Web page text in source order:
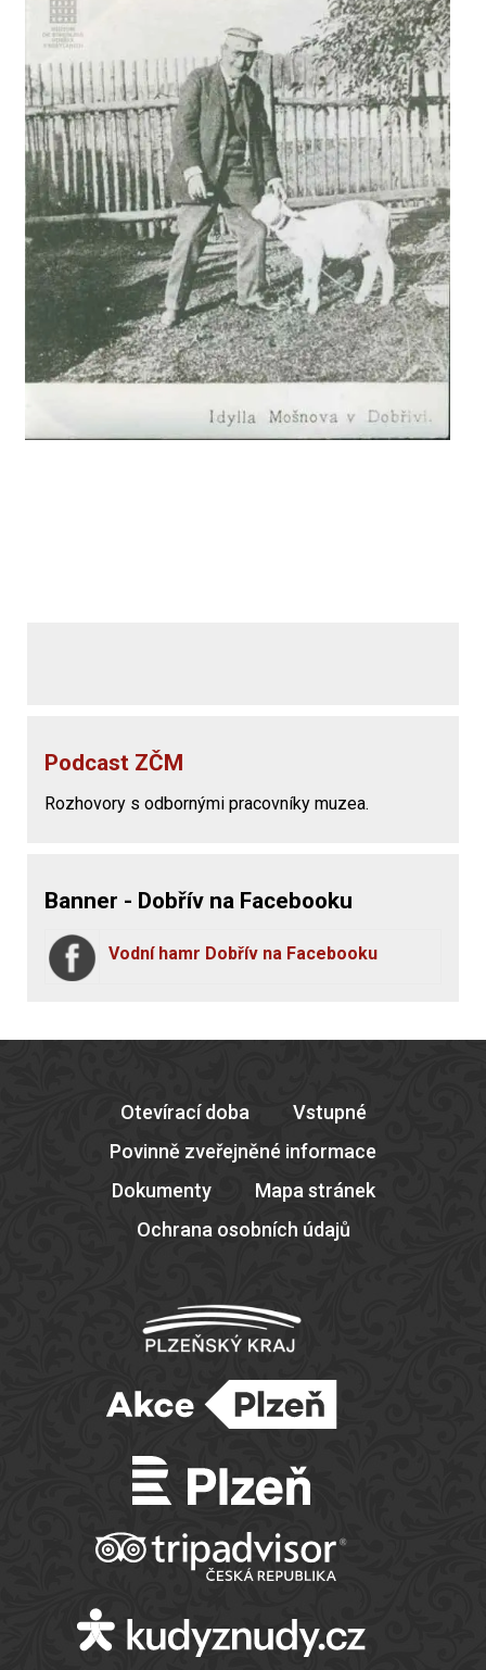
Podcast ZČM
Rozhovory s odbornými pracovníky muzea.
Banner - Dobřív na Facebooku
Vodní hamr Dobřív na Facebooku
Otevírací doba
Vstupné
Povinně zveřejněné informace
Dokumenty
Mapa stránek
Ochrana osobních údajů